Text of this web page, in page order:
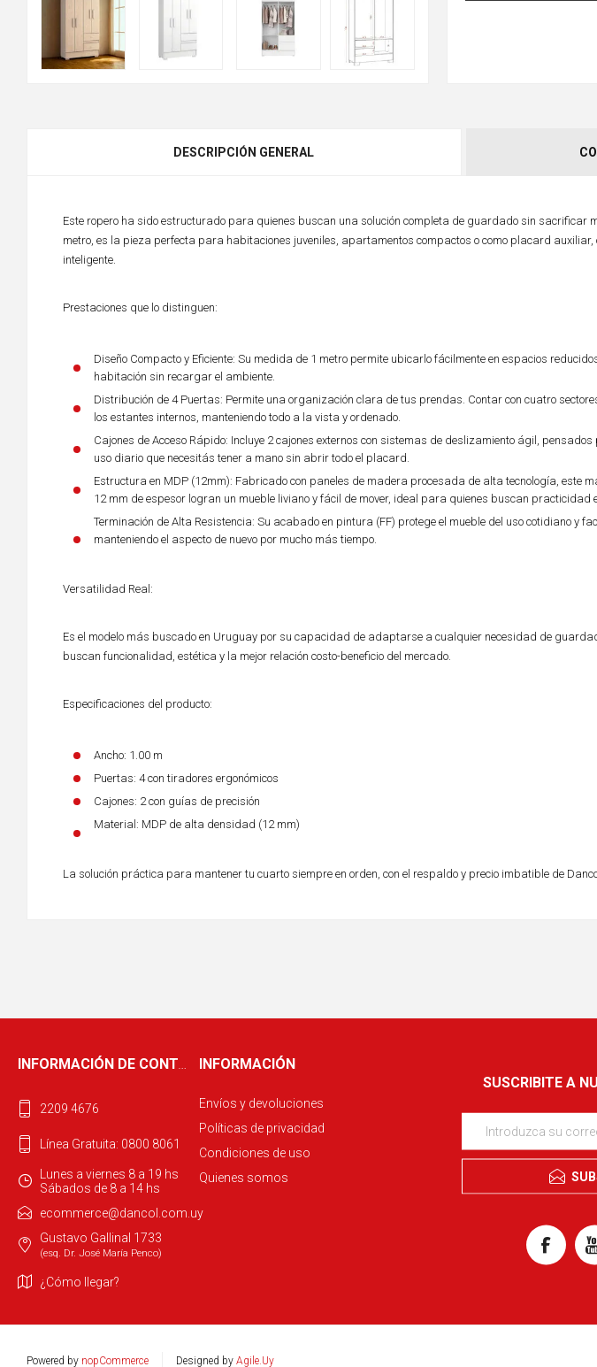
DESCRIPCIÓN GENERAL
Este ropero ha sido estructurado para quienes buscan una solución completa de guardado sin sacrificar
metro, es la pieza perfecta para habitaciones juveniles, apartamentos compactos o como placard auxiliar,
inteligente.
Prestaciones que lo distinguen:
Diseño Compacto y Eficiente: Su medida de 1 metro permite ubicarlo fácilmente en espacios
habitación sin recargar el ambiente.
Distribución de 4 Puertas: Permite una organización clara de tus prendas. Contar con cuatro
los estantes internos, manteniendo todo a la vista y ordenado.
Cajones de Acceso Rápido: Incluye 2 cajones externos con sistemas de deslizamiento ágil,
uso diario que necesitás tener a mano sin abrir todo el placard.
Estructura en MDP (12mm): Fabricado con paneles de madera procesada de alta tecnología, este
12 mm de espesor logran un mueble liviano y fácil de mover, ideal para quienes buscan practicidad
Terminación de Alta Resistencia: Su acabado en pintura (FF) protege el mueble del uso cotidiano y
manteniendo el aspecto de nuevo por mucho más tiempo.
Versatilidad Real:
Es el modelo más buscado en Uruguay por su capacidad de adaptarse a cualquier necesidad de
buscan funcionalidad, estética y la mejor relación costo-beneficio del mercado.
Especificaciones del producto:
Ancho: 1.00 m
Puertas: 4 con tiradores ergonómicos
Cajones: 2 con guías de precisión
Material: MDP de alta densidad (12 mm)
La solución práctica para mantener tu cuarto siempre en orden, con el respaldo y precio imbatible de
SUSCRIBITE A
INFORMACIÓN DE CONTACTO
2209 4676
Línea Gratuita: 0800 8061
Lunes a viernes 8 a 19 hs
Sábados de 8 a 14 hs
ecommerce@dancol.com.uy
Gustavo Gallinal 1733
(esq. Dr. José María Penco)
¿Cómo llegar?
INFORMACIÓN
Envíos y devoluciones
Políticas de privacidad
Condiciones de uso
Quienes somos
Powered by nopCommerce Designed by Agile.Uy